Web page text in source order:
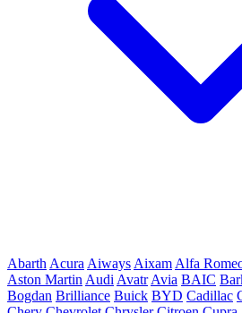
Abarth Acura Aiways Aixam Alfa
Aston Martin Audi Avatr Avia BAIC
Bogdan Brilliance Buick BYD Cadillac